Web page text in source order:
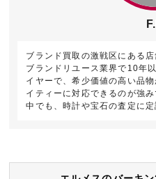
ブランド買取の激戦区にある
ブランドリユース業界で10年
イヤーで、希少価値の高い品
イティーに対応できるのが強み
中でも、時計や宝石の査定に定